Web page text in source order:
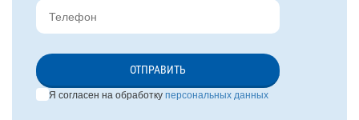
ОТПРАВИТЬ
Я согласен на обработкуперсональных данных